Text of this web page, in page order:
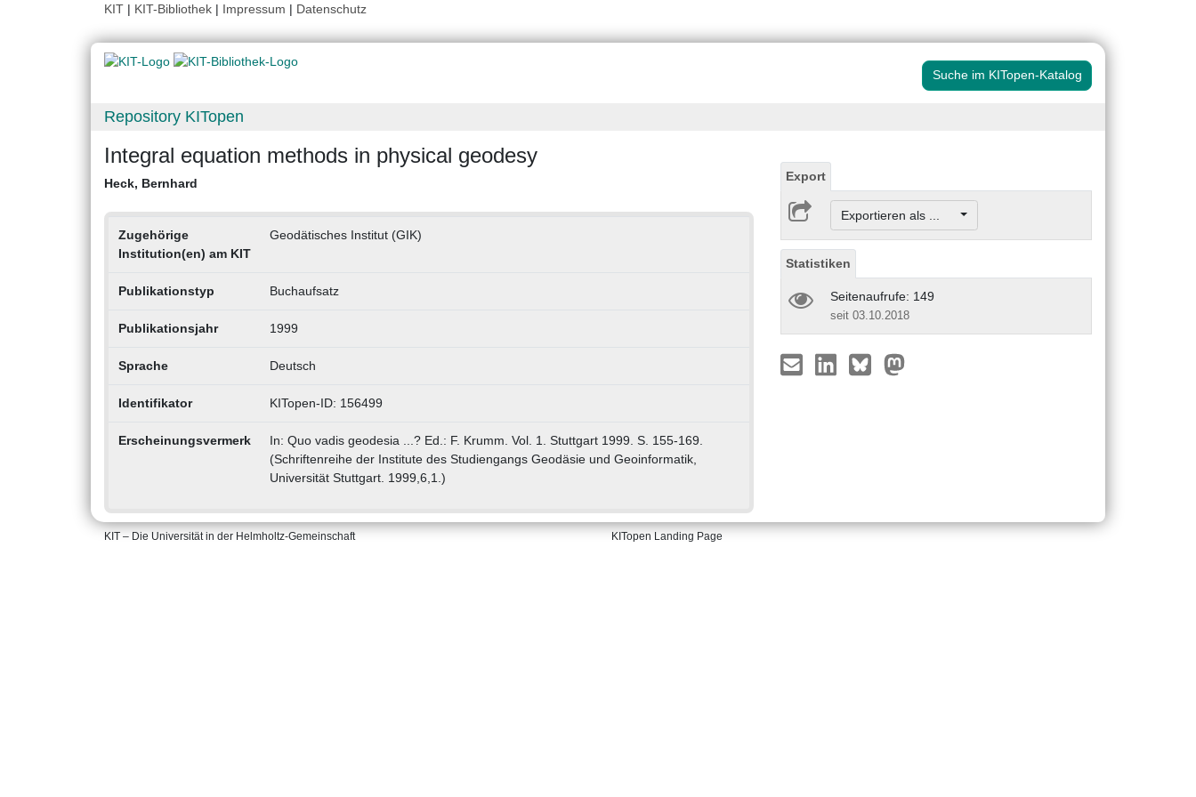
KIT | KIT-Bibliothek | Impressum | Datenschutz
Suche im KITopen-Katalog
Repository KITopen
Integral equation methods in physical geodesy
Heck, Bernhard
Zugehörige
Institution(en) am KIT
Geodätisches Institut (GIK)
Publikationstyp Buchaufsatz
Publikationsjahr 1999
Sprache Deutsch
Identifikator KITopen-ID: 156499
Erscheinungsvermerk
In: Quo vadis geodesia ...? Ed.: F. Krumm. Vol. 1. Stuttgart 1999. S. 155-169.
(Schriftenreihe der Institute des Studiengangs Geodäsie und Geoinformatik,
Universität Stuttgart. 1999,6,1.)
Export
Exportieren als ...
Statistiken
Seitenaufrufe: 149
seit 03.10.2018
KIT – Die Universität in der Helmholtz-Gemeinschaft KITopen Landing Page